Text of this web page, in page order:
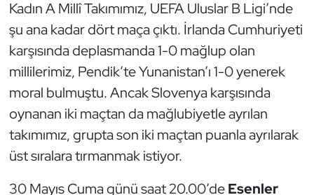
Kadın A Millî Takımımız, UEFA Uluslar B Ligi’nde
şu ana kadar dört maça çıktı. İrlanda Cumhuriyeti
karşısında deplasmanda 1-0 mağlup olan
millilerimiz, Pendik’te Yunanistan’ı 1-0 yenerek
moral bulmuştu. Ancak Slovenya karşısında
oynanan iki maçtan da mağlubiyetle ayrılan
takımımız, grupta son iki maçtan puanla ayrılarak
üst sıralara tırmanmak istiyor.
30 Mayıs Cuma günü saat 20.00’deEsenler
Judo ve Kuraş
Kano ve Rafting
Karate
Kayak
Kempo